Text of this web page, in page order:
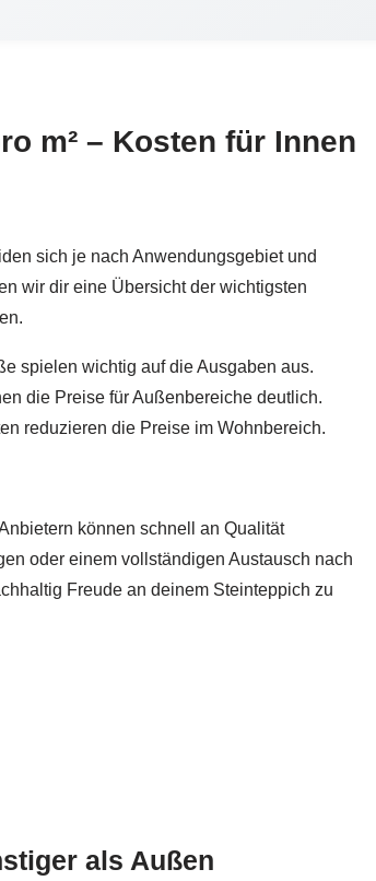
m² – Kosten für Innen
sich je nach Anwendungsgebiet und
wir dir eine Übersicht der wichtigsten
spielen wichtig auf die Ausgaben aus.
die Preise für Außenbereiche deutlich.
reduzieren die Preise im Wohnbereich.
können schnell an Qualität
oder einem vollständigen Austausch nach
Freude an deinem Steinteppich zu
als Außen